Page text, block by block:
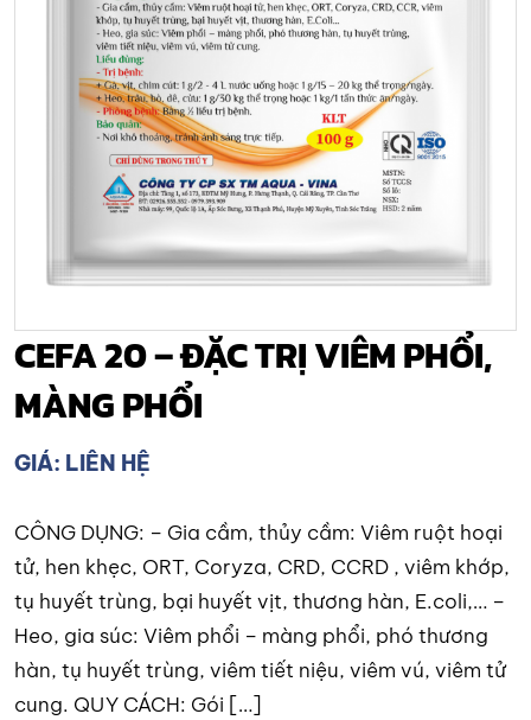
CEFA 20 – ĐẶC TRỊ VIÊM PHỔI,
MÀNG PHỔI
GIÁ: LIÊN HỆ
CÔNG DỤNG: – Gia cầm, thủy cầm: Viêm ruột hoại
tử, hen khẹc, ORT, Coryza, CRD, CCRD , viêm khớp,
tụ huyết trùng, bại huyết vịt, thương hàn, E.coli,… –
Heo, gia súc: Viêm phổi – màng phổi, phó thương
hàn, tụ huyết trùng, viêm tiết niệu, viêm vú, viêm tử
cung. QUY CÁCH: Gói […]